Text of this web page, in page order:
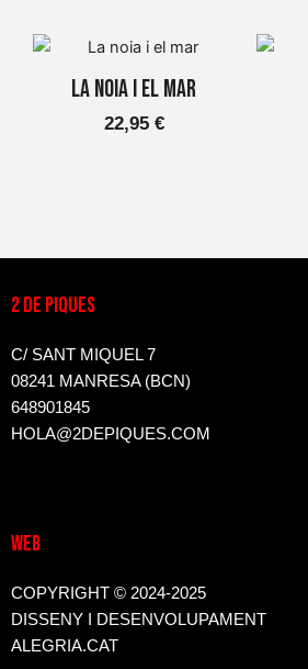
La noia i el mar
22,95 €
2 DE PIQUES
C/ SANT MIQUEL 7
08241 MANRESA (BCN)
648901845
HOLA@2DEPIQUES.COM
WEB
COPYRIGHT © 2024-2025
DISSENY I DESENVOLUPAMENT
ALEGRIA.CAT